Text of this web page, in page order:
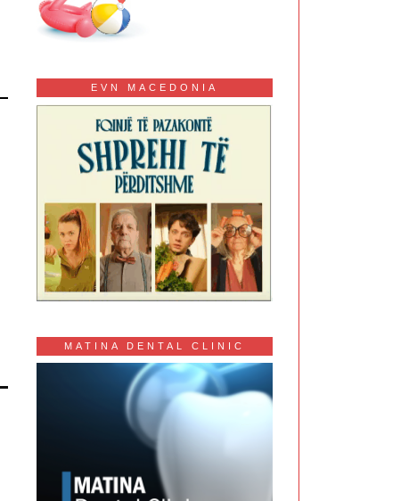
EVN MACEDONIA
MATINA DENTAL CLINIC